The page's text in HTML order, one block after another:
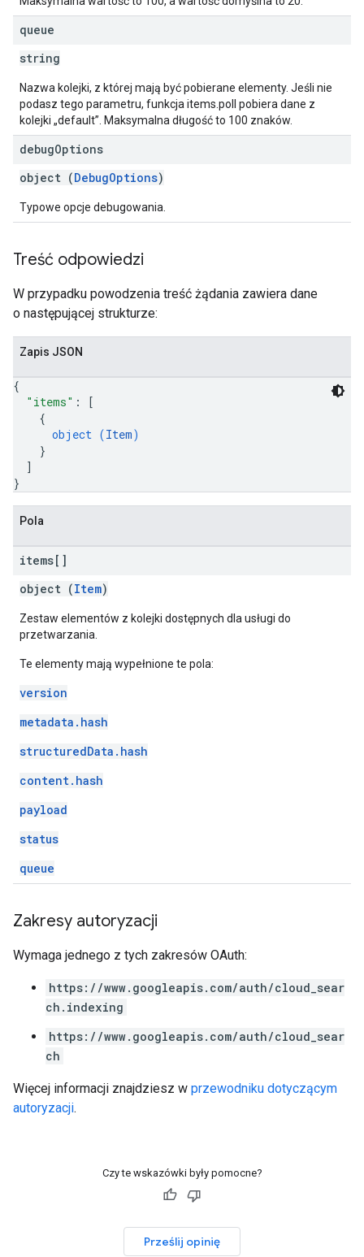
queue
string
Nazwa kolejki, z której mają być pobierane elementy. Jeśli nie
podasz tego parametru, funkcja items.poll pobiera dane z
kolejki „default”. Maksymalna długość to 100 znaków.
debugOptions
object (DebugOptions)
Typowe opcje debugowania.
Treść odpowiedzi
W przypadku powodzenia treść żądania zawiera dane
o następującej strukturze:
Zapis JSON
{
"items" :
[
{
object (Item)
}
]
}
Pola
items[]
object (Item)
Zestaw elementów z kolejki dostępnych dla usługi do
przetwarzania.
Te elementy mają wypełnione te pola:
version
metadata.hash
structuredData.hash
content.hash
payload
status
queue
Zakresy autoryzacji
Wymaga jednego z tych zakresów OAuth:
https://www.googleapis.com/auth/cloud_sear
ch.indexing
https://www.googleapis.com/auth/cloud_sear
ch
Więcej informacji znajdziesz w przewodniku dotyczącym
autoryzacji.
Czy te wskazówki były pomocne?
Prześlij opinię